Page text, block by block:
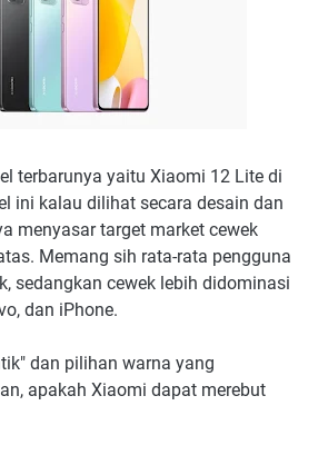
terbarunya yaitu Xiaomi 12 Lite di
ini kalau dilihat secara desain dan
menyasar target market cewek
Memang sih rata-rata pengguna
sedangkan cewek lebih didominasi
dan iPhone.
dan pilihan warna yang
apakah Xiaomi dapat merebut